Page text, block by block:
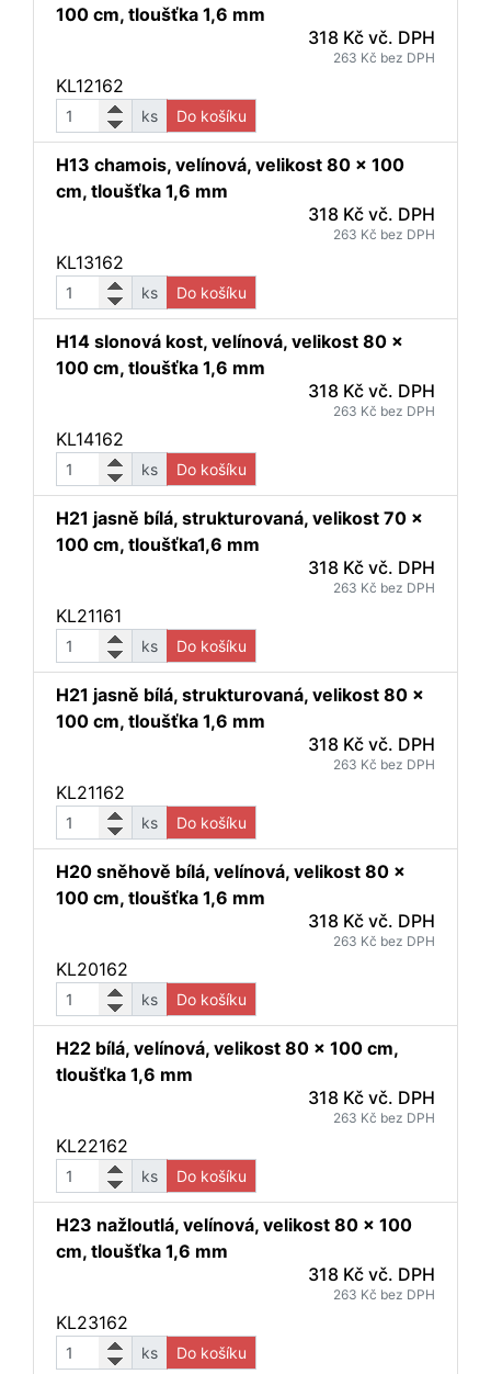
100 cm, tloušťka 1,6 mm
318 Kč vč. DPH
263 Kč bez DPH
KL12162
ks Do košíku
H13 chamois, velínová, velikost 80 x 100
cm, tloušťka 1,6 mm
318 Kč vč. DPH
263 Kč bez DPH
KL13162
ks Do košíku
H14 slonová kost, velínová, velikost 80 x
100 cm, tloušťka 1,6 mm
318 Kč vč. DPH
263 Kč bez DPH
KL14162
ks Do košíku
H21 jasně bílá, strukturovaná, velikost 70 x
100 cm, tloušťka1,6 mm
318 Kč vč. DPH
263 Kč bez DPH
KL21161
ks Do košíku
H21 jasně bílá, strukturovaná, velikost 80 x
100 cm, tloušťka 1,6 mm
318 Kč vč. DPH
263 Kč bez DPH
KL21162
ks Do košíku
H20 sněhově bílá, velínová, velikost 80 x
100 cm, tloušťka 1,6 mm
318 Kč vč. DPH
263 Kč bez DPH
KL20162
ks Do košíku
H22 bílá, velínová, velikost 80 x 100 cm,
tloušťka 1,6 mm
318 Kč vč. DPH
263 Kč bez DPH
KL22162
ks Do košíku
H23 nažloutlá, velínová, velikost 80 x 100
cm, tloušťka 1,6 mm
318 Kč vč. DPH
263 Kč bez DPH
KL23162
ks Do košíku